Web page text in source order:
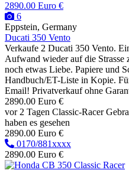
2890.00 Euro €
6
Eppstein, Germany
Ducati 350 Vento
Verkaufe 2 Ducati 350 Vento.
Aufwand wieder auf die Strasse
noch etwas Liebe. Papiere und
Handbuch/ET-Liste in Kopie.
Email! Privatverkauf ohne
2890.00 Euro €
vor 2 Tagen Classic-Racer
haben es gesehen
2890.00 Euro €
0170/881xxxx
2890.00 Euro €